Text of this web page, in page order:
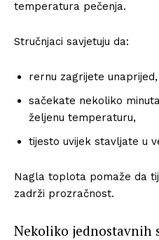
temperatura pečenja.
Stručnjaci savjetuju da:
rernu zagrijete unaprijed,
sačekate nekoliko
željenu temperaturu,
tijesto uvijek stavljate u
Nagla toplota pomaže da
zadrži prozračnost.
Nekoliko jednostavnih